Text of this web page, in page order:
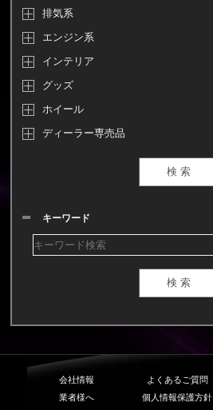
排気系
エンジン系
インテリア
グッズ
ホイール
ディーラー専売品
キーワード
会社情報 よくあるご質問
業者様へ
個人情報保護方針